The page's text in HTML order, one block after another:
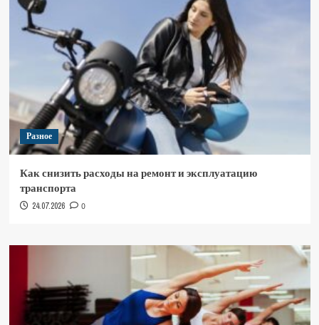
Разное
Как снизить расходы на ремонт и эксплуатацию
транспорта
24.07.2026 0